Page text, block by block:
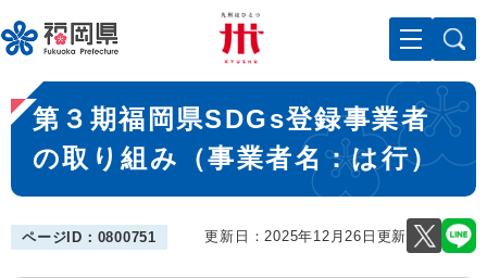
ー
ジ
先
頭
。
メニューを飛ばして本文へ
本
文
第３期福岡県SDGs登録事業者
の取り組み（事業者名：は行）
ページID：0800751 更新日：2025年12月26日更新